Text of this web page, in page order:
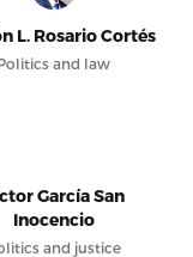
L. Rosario Cortés
and law
García San
Inocencio
and justice